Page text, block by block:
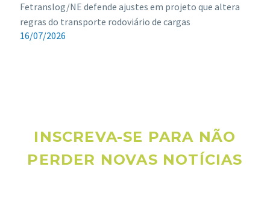
Fetranslog/NE defende ajustes em projeto que altera
regras do transporte rodoviário de cargas
16/07/2026
INSCREVA-SE PARA NÃO
PERDER NOVAS NOTÍCIAS